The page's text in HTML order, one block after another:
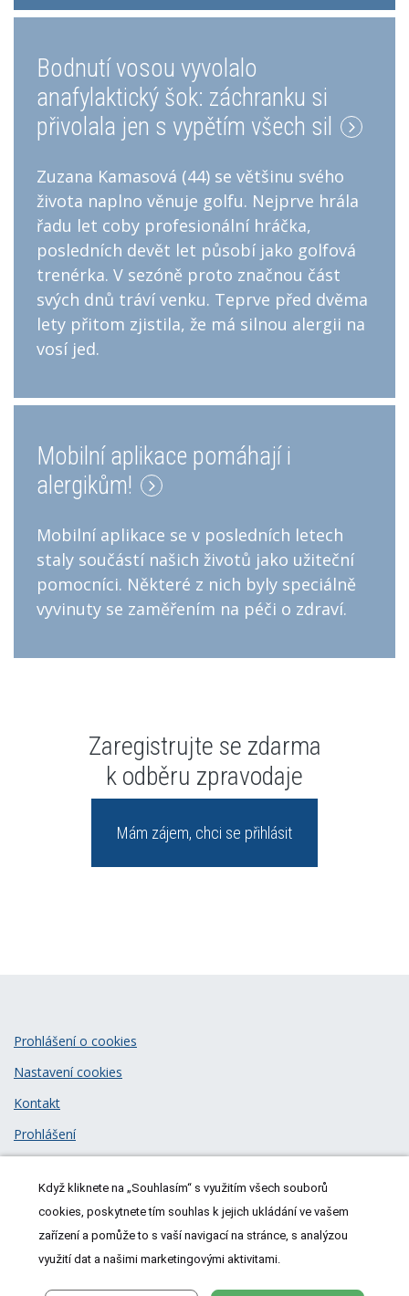
Bodnutí vosou vyvolalo
anafylaktický šok: záchranku si
přivolala jen s vypětím všech sil
Zuzana Kamasová (44) se většinu svého
života naplno věnuje golfu. Nejprve hrála
řadu let coby profesionální hráčka,
posledních devět let působí jako golfová
trenérka. V sezóně proto značnou část
svých dnů tráví venku. Teprve před dvěma
lety přitom zjistila, že má silnou alergii na
vosí jed.
Mobilní aplikace pomáhají i
alergikům!
Mobilní aplikace se v posledních letech
staly součástí našich životů jako užiteční
pomocníci. Některé z nich byly speciálně
vyvinuty se zaměřením na péči o zdraví.
Zaregistrujte se zdarma
k odběru zpravodaje
Mám zájem, chci se přihlásit
© 2026MeDitorial| ISSN 1805-3408
Prohlášení o cookies
Nastavení cookies
Kontakt
Prohlášení
Když kliknete na „Souhlasím“ s využitím všech souborů
cookies, poskytnete tím souhlas k jejich ukládání ve vašem
zařízení a pomůže to s vaší navigací na stránce, s analýzou
využití dat a našimi marketingovými aktivitami.